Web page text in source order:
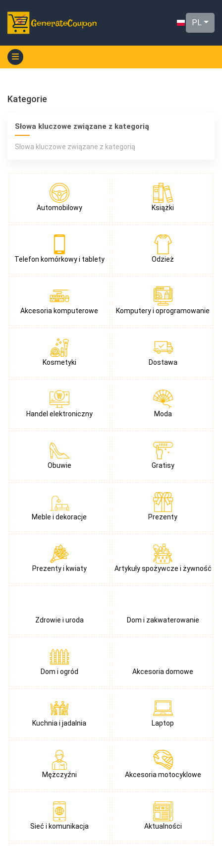
PL
Kategorie
Słowa kluczowe związane z kategorią
Słowa kluczowe związane z kategorią
Automobilowy Książki
Telefon komórkowy i tablety Odzież
Akcesoria komputerowe Komputery i oprogramowanie
Kosmetyki Dostawa
Handel elektroniczny Moda
Obuwie Gratisy
Meble i dekoracje Prezenty
Prezenty i kwiaty Artykuły spożywcze i żywność
Zdrowie i uroda Dom i zakwaterowanie
Dom i ogród Akcesoria domowe
Kuchnia i jadalnia Laptop
Mężczyźni Akcesoria motocyklowe
Sieć i komunikacja Aktualności